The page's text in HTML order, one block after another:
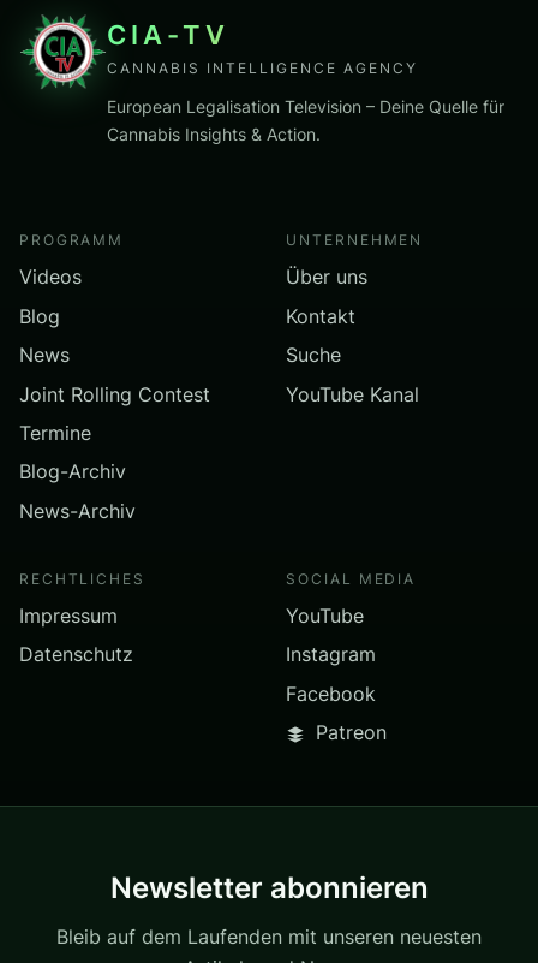
CIA-TV
CANNABIS INTELLIGENCE AGENCY
European Legalisation Television – Deine Quelle für
Cannabis Insights & Action.
PROGRAMM
Videos
Blog
News
Joint Rolling Contest
Termine
Blog-Archiv
News-Archiv
UNTERNEHMEN
Über uns
Kontakt
Suche
YouTube Kanal
RECHTLICHES
Impressum
Datenschutz
SOCIAL MEDIA
YouTube
Instagram
Facebook
Patreon
Newsletter abonnieren
Bleib auf dem Laufenden mit unseren neuesten